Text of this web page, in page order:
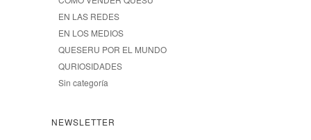
EN LAS REDES
EN LOS MEDIOS
QUESERU POR EL MUNDO
QURIOSIDADES
Sin categoría
NEWSLETTER